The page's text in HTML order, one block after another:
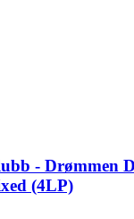
- Drømmen
(4LP)